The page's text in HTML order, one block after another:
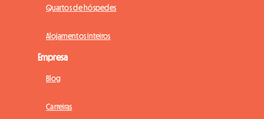
Quartos de hóspedes
Alojamentos inteiros
Empresa
Blog
Carreiras